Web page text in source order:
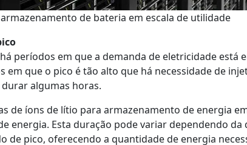
de bateria em escala de utilidade
períodos em que a demanda de eletricidade
em que o pico é tão alto que há necessidade de
algumas horas.
de íons de lítio para armazenamento de energia
energia. Esta duração pode variar dependendo
de pico, oferecendo a quantidade de energia